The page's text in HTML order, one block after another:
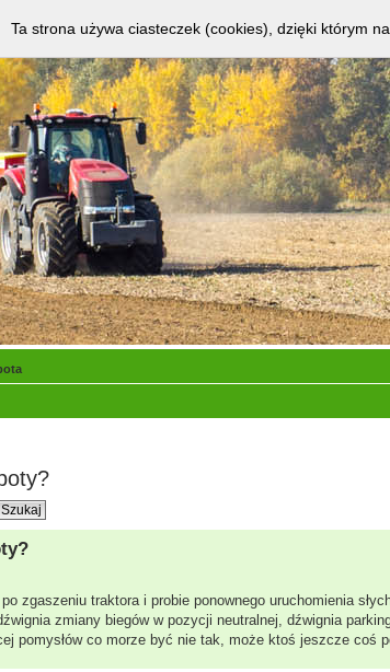
zgaszeniu traktora i probie ponownego uruchomienia
zmiany biegów w pozycji neutralnej, dźwignia
pomysłów co morze być nie tak, może ktoś jeszcze coś
Ta strona używa ciasteczek (cookies), dzięki którym